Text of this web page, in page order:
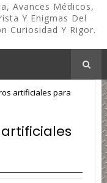
Avances Médicos,
Y Enigmas Del
Curiosidad Y Rigor.
artificiales para